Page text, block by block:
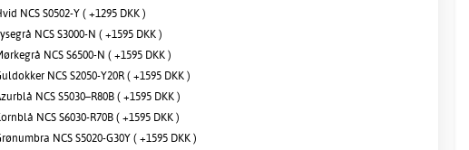
NCS S0502-Y ( +1295 DKK )
NCS S3000-N ( +1595 DKK )
NCS S6500-N ( +1595 DKK )
NCS S2050-Y20R ( +1595 DKK )
NCS S5030–R80B ( +1595 DKK )
NCS S6030-R70B ( +1595 DKK )
NCS S5020-G30Y ( +1595 DKK )